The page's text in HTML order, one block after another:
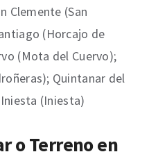
Clemente (San
(Horcajo de
(Mota del Cuervo);
Quintanar del
(Iniesta)
o Terreno en